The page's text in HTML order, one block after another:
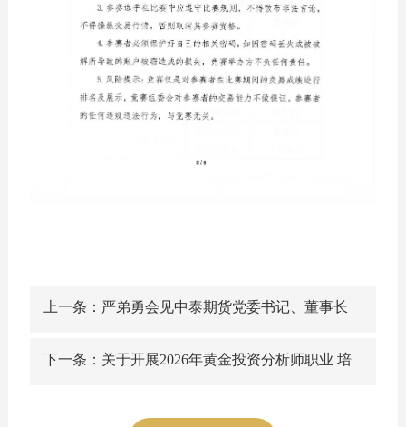
上一条：严弟勇会见中泰期货党委书记、董事长
下一条：关于开展2026年黄金投资分析师职业 培